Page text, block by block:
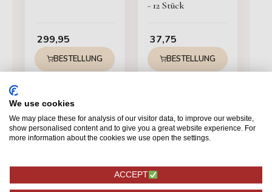
299,95
BESTELLUNG
- 12 Stück
37,75
BESTELLUNG
We use cookies
We may place these for analysis of our visitor data, to improve our website,
show personalised content and to give you a great website experience. For
more information about the cookies we use open the settings.
ACCEPT